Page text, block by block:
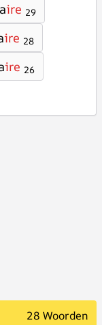
ire 29
ire 28
ire 26
28 Woorden